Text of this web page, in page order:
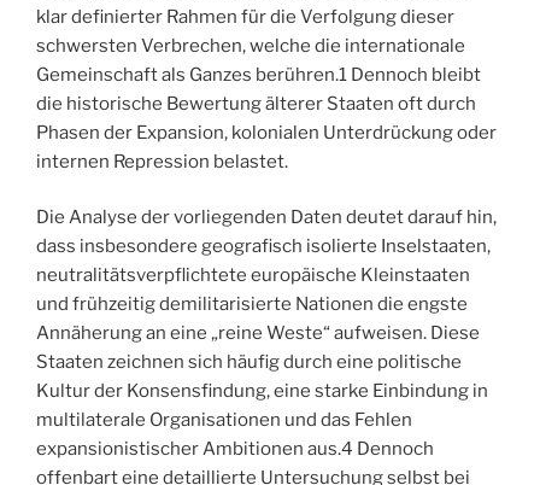
klar definierter Rahmen für die Verfolgung dieser
schwersten Verbrechen, welche die internationale
Gemeinschaft als Ganzes berühren.1 Dennoch bleibt
die historische Bewertung älterer Staaten oft durch
Phasen der Expansion, kolonialen Unterdrückung oder
internen Repression belastet.
Die Analyse der vorliegenden Daten deutet darauf hin,
dass insbesondere geografisch isolierte Inselstaaten,
neutralitätsverpflichtete europäische Kleinstaaten
und frühzeitig demilitarisierte Nationen die engste
Annäherung an eine „reine Weste“ aufweisen. Diese
Staaten zeichnen sich häufig durch eine politische
Kultur der Konsensfindung, eine starke Einbindung in
multilaterale Organisationen und das Fehlen
expansionistischer Ambitionen aus.4 Dennoch
offenbart eine detaillierte Untersuchung selbst bei